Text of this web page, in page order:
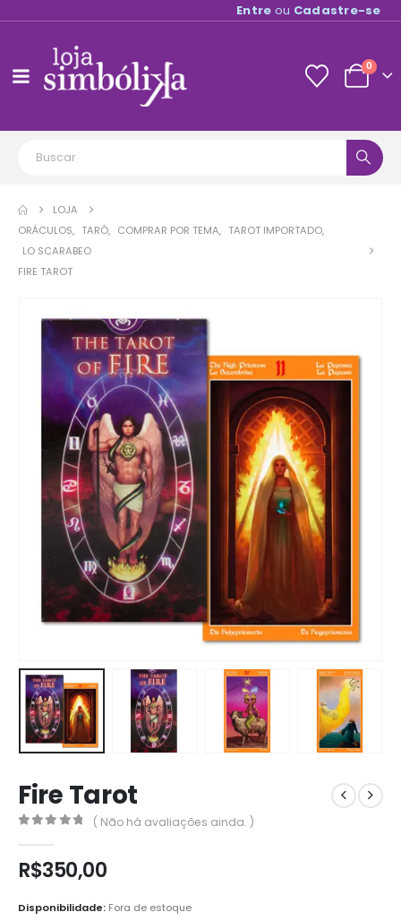
Entre ou Cadastre-se
0
LOJA
ORÁCULOS, TARÔ, COMPRAR POR TEMA, TAROT IMPORTADO,
LO SCARABEO
FIRE TAROT
Fire Tarot
( Não há avaliações ainda. )
R$350,00
Disponibilidade: Fora de estoque